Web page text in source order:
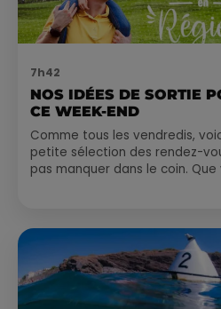
7h42
NOS IDÉES DE SORTIE
CE WEEK-END
Comme tous les vendredis,
petite sélection des rendez-
pas manquer dans le coin. Que